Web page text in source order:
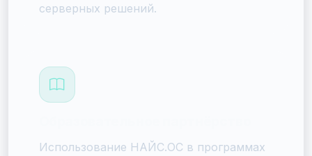
серверных решений.
Использование НАЙС.ОС в программах